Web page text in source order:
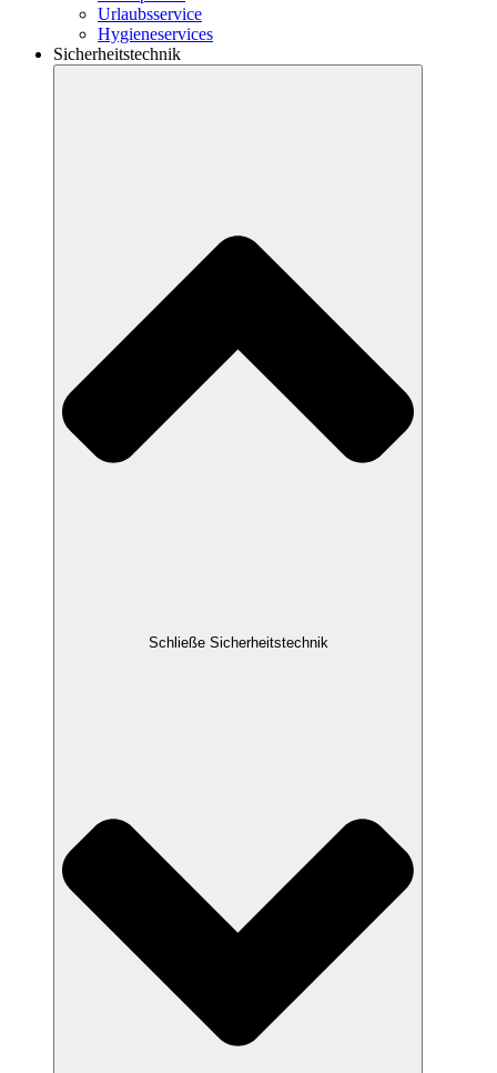
Urlaubsservice
Hygieneservices
Sicherheitstechnik
Schließe Sicherheitstechnik